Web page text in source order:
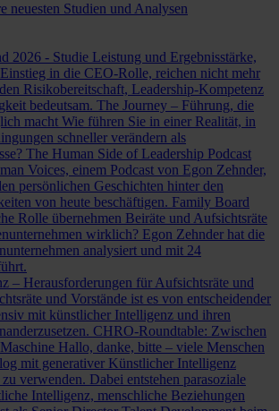
neuesten Studien und Analysen
2026 - Studie Leistung und Ergebnisstärke,
in die CEO-Rolle, reichen nicht mehr
Risikobereitschaft, Leadership-Kompetenz
bedeutsam. The Journey – Führung, die
macht Wie führen Sie in einer Realität, in
schneller verändern als
The Human Side of Leadership Podcast
Voices, einem Podcast von Egon Zehnder,
persönlichen Geschichten hinter den
von heute beschäftigen. Family Board
Rolle übernehmen Beiräte und Aufsichtsräte
wirklich? Egon Zehnder hat die
analysiert und mit 24
– Herausforderungen für Aufsichtsräte und
und Vorstände ist es von entscheidender
mit künstlicher Intelligenz und ihren
CHRO-Roundtable: Zwischen
Hallo, danke, bitte – viele Menschen
mit generativer Künstlicher Intelligenz
verwenden. Dabei entstehen parasoziale
Intelligenz, menschliche Beziehungen